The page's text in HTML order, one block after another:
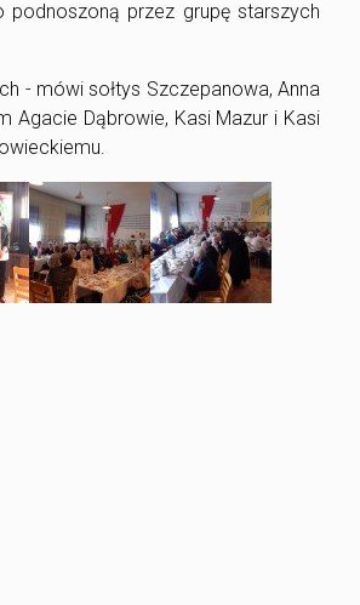
przez grupę starszych
- mówi sołtys Szczepanowa, Anna
Agacie Dąbrowie, Kasi Mazur i Kasi